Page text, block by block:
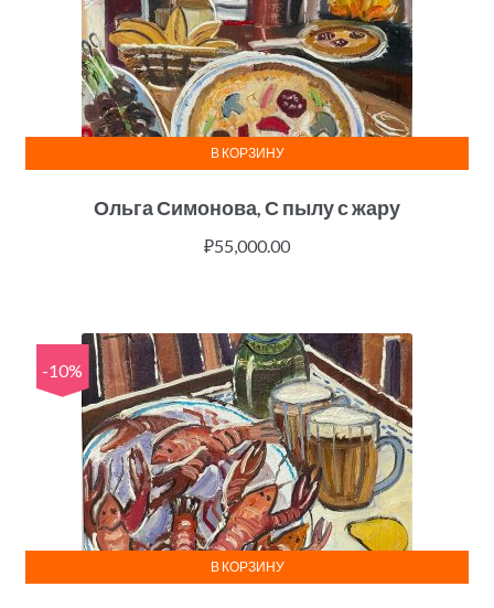
Ольга Симонова, С пылу с жару
₽55,000.00
В КОРЗИНУ
-10%
В КОРЗИНУ